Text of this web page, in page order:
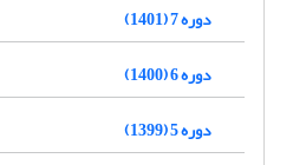
دوره 7 (1401)
دوره 6 (1400)
دوره 5 (1399)